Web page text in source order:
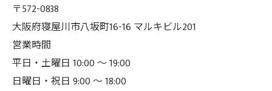
〒572-0838
大阪府寝屋川市八坂町16-16 マルキビル201
営業時間
平日・土曜日 10:00 ～ 19:00
日曜日・祝日 9:00 ～ 18:00